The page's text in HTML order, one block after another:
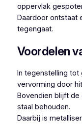
oppervlak
Daardoor ontstaat
tegengaat.
Voordelen
In tegenstelling tot
vervorming door
Bovendien blijft de
staal behouden.
Daarbij is